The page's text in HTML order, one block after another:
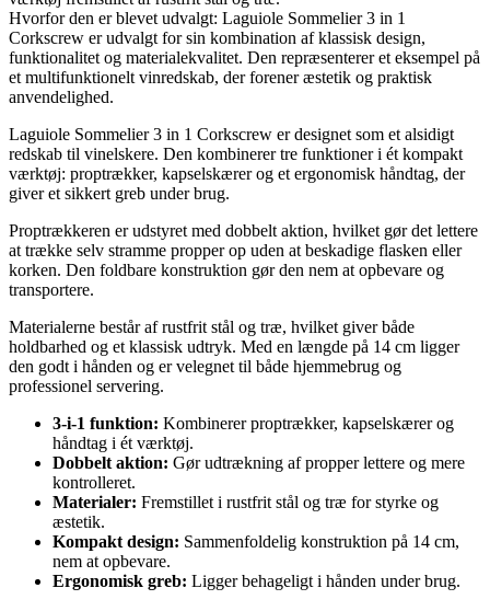
Hvorfor den er blevet udvalgt: Laguiole Sommelier 3 in 1
Corkscrew er udvalgt for sin kombination af klassisk design,
funktionalitet og materialekvalitet. Den repræsenterer et eksempel på
et multifunktionelt vinredskab, der forener æstetik og praktisk
anvendelighed.
Laguiole Sommelier 3 in 1 Corkscrew er designet som et alsidigt
redskab til vinelskere. Den kombinerer tre funktioner i ét kompakt
værktøj: proptrækker, kapselskærer og et ergonomisk håndtag, der
giver et sikkert greb under brug.
Proptrækkeren er udstyret med dobbelt aktion, hvilket gør det lettere
at trække selv stramme propper op uden at beskadige flasken eller
korken. Den foldbare konstruktion gør den nem at opbevare og
transportere.
Materialerne består af rustfrit stål og træ, hvilket giver både
holdbarhed og et klassisk udtryk. Med en længde på 14 cm ligger
den godt i hånden og er velegnet til både hjemmebrug og
professionel servering.
3-i-1 funktion: Kombinerer proptrækker, kapselskærer og
håndtag i ét værktøj.
Dobbelt aktion: Gør udtrækning af propper lettere og mere
kontrolleret.
Materialer: Fremstillet i rustfrit stål og træ for styrke og
æstetik.
Kompakt design: Sammenfoldelig konstruktion på 14 cm,
nem at opbevare.
Ergonomisk greb: Ligger behageligt i hånden under brug.